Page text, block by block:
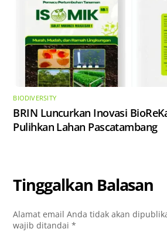
BIODIVERSITY
​BRIN Luncurkan Inovasi
Pulihkan Lahan Pascatambang
Tinggalkan Balasan
Alamat email Anda tidak akan
wajib ditandai*